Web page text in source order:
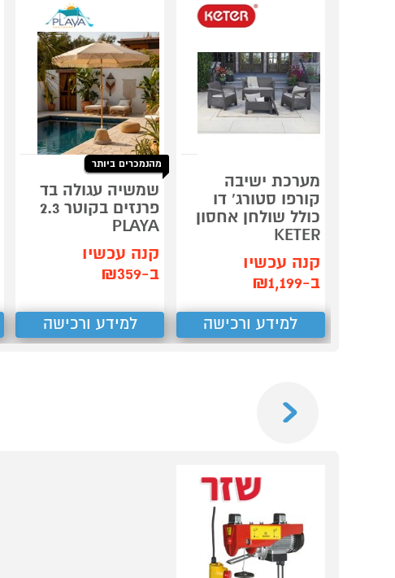
מערכת ישיבה
קורפו סטורג' דו
כולל שולחן אחסון
KETER
קנה עכשיו
ב-₪1,199
למידע ורכישה
מהנמכרים ביותר
שמשיה עגולה בד
פרנזים בקוטר 2.3
PLAYA
קנה עכשיו
ב-₪359
למידע ורכישה